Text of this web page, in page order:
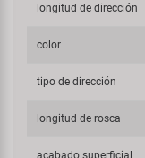
longitud de dirección
color
tipo de dirección
longitud de rosca
acabado superficial